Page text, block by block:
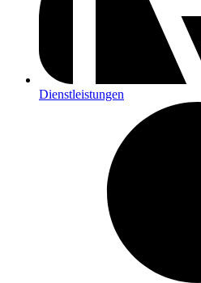
Dienstleistungen